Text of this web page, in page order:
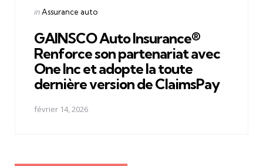
Posted
inAssurance auto
GAINSCO Auto Insurance®
Renforce son partenariat avec
One Inc et adopte la toute
dernière version de ClaimsPay
février 14, 2026